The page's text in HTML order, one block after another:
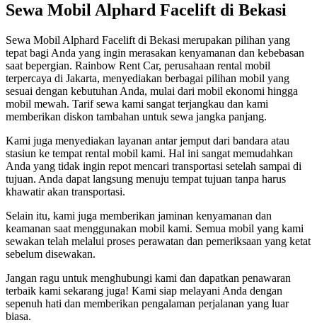
Sewa Mobil Alphard Facelift di Bekasi
Sewa Mobil Alphard Facelift di Bekasi merupakan pilihan yang
tepat bagi Anda yang ingin merasakan kenyamanan dan kebebasan
saat bepergian. Rainbow Rent Car, perusahaan rental mobil
terpercaya di Jakarta, menyediakan berbagai pilihan mobil yang
sesuai dengan kebutuhan Anda, mulai dari mobil ekonomi hingga
mobil mewah. Tarif sewa kami sangat terjangkau dan kami
memberikan diskon tambahan untuk sewa jangka panjang.
Kami juga menyediakan layanan antar jemput dari bandara atau
stasiun ke tempat rental mobil kami. Hal ini sangat memudahkan
Anda yang tidak ingin repot mencari transportasi setelah sampai di
tujuan. Anda dapat langsung menuju tempat tujuan tanpa harus
khawatir akan transportasi.
Selain itu, kami juga memberikan jaminan kenyamanan dan
keamanan saat menggunakan mobil kami. Semua mobil yang kami
sewakan telah melalui proses perawatan dan pemeriksaan yang ketat
sebelum disewakan.
Jangan ragu untuk menghubungi kami dan dapatkan penawaran
terbaik kami sekarang juga! Kami siap melayani Anda dengan
sepenuh hati dan memberikan pengalaman perjalanan yang luar
biasa.